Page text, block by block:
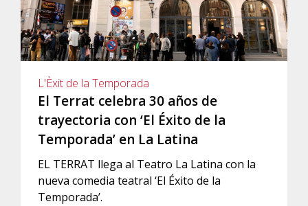
L'Èxit de la Temporada
El Terrat celebra 30 años de
trayectoria con ‘El Éxito de la
Temporada’ en La Latina
EL TERRAT llega al Teatro La Latina con la
nueva comedia teatral ‘El Éxito de la
Temporada’.